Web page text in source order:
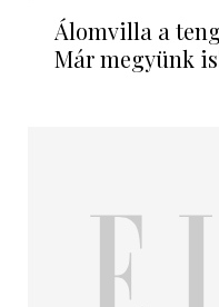
Álomvilla a
Már megyünk